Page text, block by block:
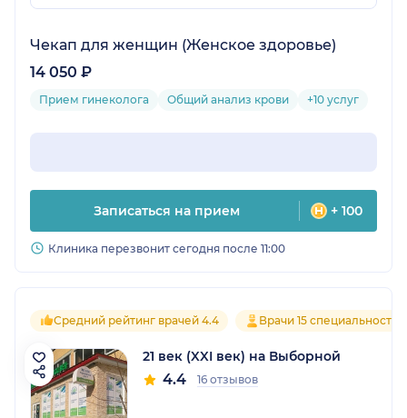
Чекап для женщин (Женское здоровье)
14 050 ₽
Прием гинеколога Общий анализ крови +10 услуг
Записаться на прием + 100
Клиника перезвонит сегодня после 11:00
Средний рейтинг врачей 4.4 Врачи 15 специальностей
21 век (XXI век) на Выборной
4.4 16 отзывов